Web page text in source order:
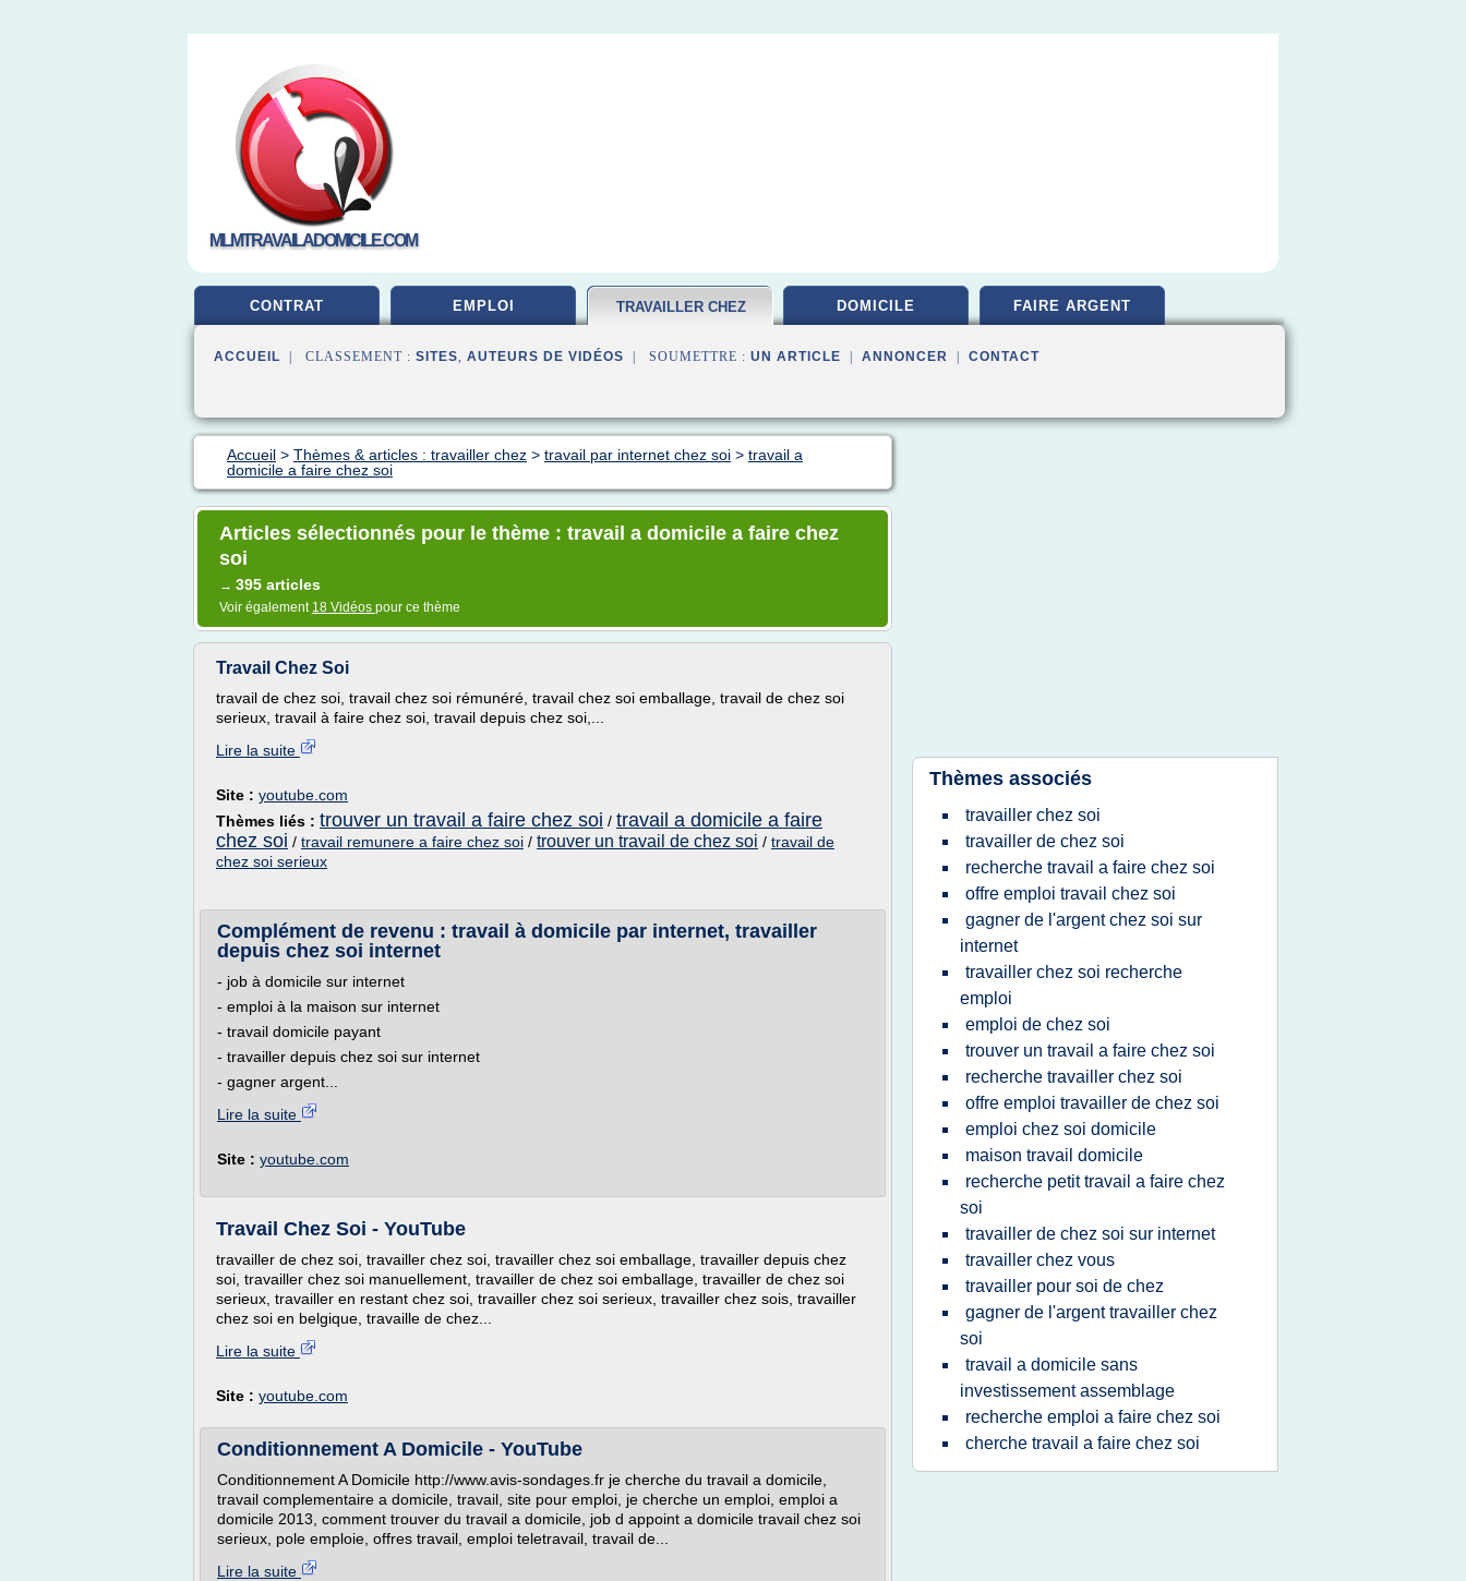
MLMTRAVAILADOMICILE.COM
CONTRAT EMPLOI TRAVAILLER CHEZ DOMICILE FAIRE ARGENT
ACCUEIL | CLASSEMENT : SITES, AUTEURS DE VIDÉOS | SOUMETTRE : UN ARTICLE ANNONCER CONTACT
Accueil > Thèmes & articles : travailler chez > travail par internet chez soi > travail a
domicile a faire chez soi
Articles sélectionnés pour le thème : travail a domicile a faire chez
soi
→ 395 articles
Voir également 18 Vidéos pour ce thème
Travail Chez Soi
travail de chez soi, travail chez soi rémunéré, travail chez soi emballage, travail de chez soi
serieux, travail à faire chez soi, travail depuis chez soi,...
Lire la suite
Site : youtube.com
Thèmes liés : trouver un travail a faire chez soi / travail a domicile a faire
chez soi / travail remunere a faire chez soi / trouver un travail de chez soi / travail de
chez soi serieux
Complément de revenu : travail à domicile par internet, travailler
depuis chez soi internet
- job à domicile sur internet
- emploi à la maison sur internet
- travail domicile payant
- travailler depuis chez soi sur internet
- gagner argent...
Lire la suite
Site : youtube.com
Travail Chez Soi - YouTube
travailler de chez soi, travailler chez soi, travailler chez soi emballage, travailler depuis chez
soi, travailler chez soi manuellement, travailler de chez soi emballage, travailler de chez soi
serieux, travailler en restant chez soi, travailler chez soi serieux, travailler chez sois, travailler
chez soi en belgique, travaille de chez...
Lire la suite
Site : youtube.com
Conditionnement A Domicile - YouTube
Conditionnement A Domicile http://www.avis-sondages.fr je cherche du travail a domicile,
travail complementaire a domicile, travail, site pour emploi, je cherche un emploi, emploi a
domicile 2013, comment trouver du travail a domicile, job d appoint a domicile travail chez soi
serieux, pole emploie, offres travail, emploi teletravail, travail de...
Lire la suite
Thèmes associés
travailler chez soi
travailler de chez soi
recherche travail a faire chez soi
offre emploi travail chez soi
gagner de l'argent chez soi sur
internet
travailler chez soi recherche
emploi
emploi de chez soi
trouver un travail a faire chez soi
recherche travailler chez soi
offre emploi travailler de chez soi
emploi chez soi domicile
maison travail domicile
recherche petit travail a faire chez
soi
travailler de chez soi sur internet
travailler chez vous
travailler pour soi de chez
gagner de l'argent travailler chez
soi
travail a domicile sans
investissement assemblage
recherche emploi a faire chez soi
cherche travail a faire chez soi